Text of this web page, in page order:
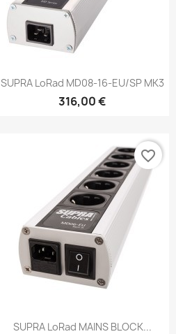
Anteprima
SUPRA LoRad MD08-16-EU/SP MK3
316,00 €
Anteprima
SUPRA LoRad MAINS BLOCK...
favorite_border